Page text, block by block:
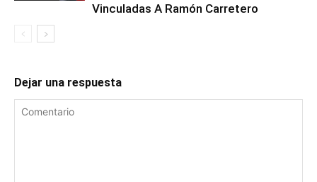
Vinculadas A Ramón Carretero
Dejar una respuesta